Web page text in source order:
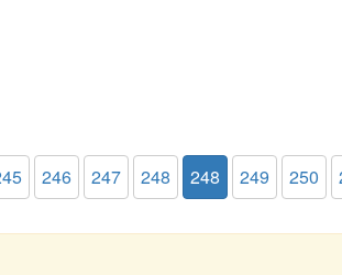
246 247 248 248 249 250